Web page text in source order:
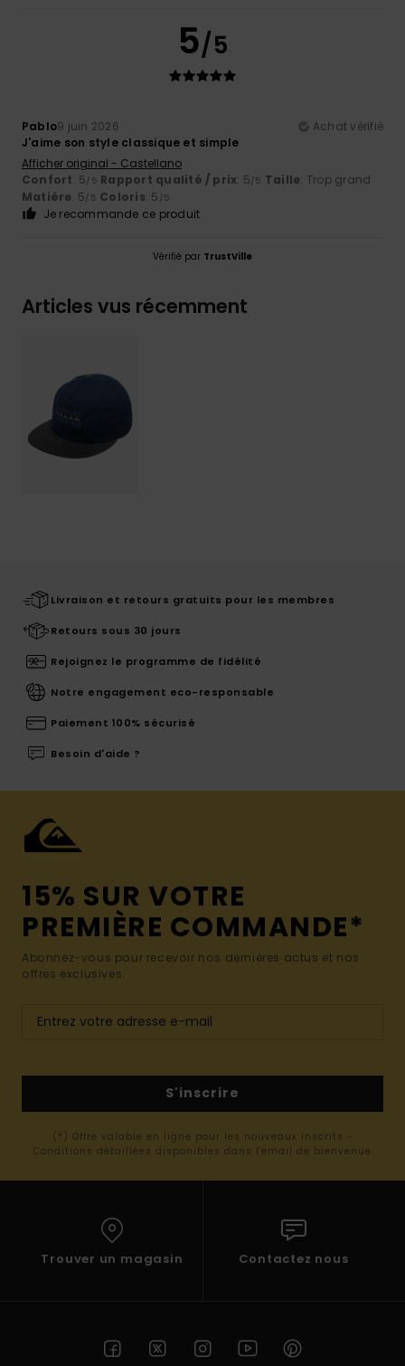
5/5
Pablo9 juin 2026
Achat vérifié
J'aime son style classique et simple
Afficher original - Castellano
Confort: 5/5 Rapport qualité / prix: 5/5 Taille: Trop grand
Matière: 5/5 Coloris: 5 /5
Je recommande ce produit
Vérifié par TrustVille
Articles vus récemment
Livraison et retours gratuits pour les membres
Retours sous 30 jours
Rejoignez le programme de fidélité
Notre engagement eco-responsable
Paiement 100% sécurisé
Besoin d'aide ?
15% SUR VOTRE
PREMIÈRE COMMANDE*
Abonnez-vous pour recevoir nos dernières actus et nos
offres exclusives.
S'inscrire
(*) Offre valable en ligne pour les nouveaux inscrits -
Conditions détaillées disponibles dans l'email de bienvenue
Trouver un magasin Contactez nous